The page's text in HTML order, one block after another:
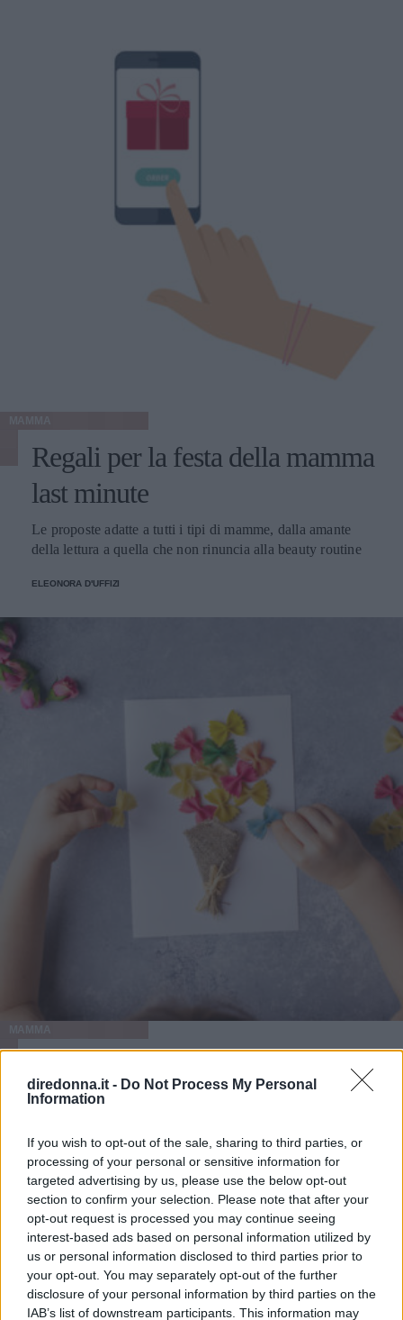
diredonna.it - Do Not Process My Personal
Information
If you wish to opt-out of the sale, sharing to third parties, or
processing of your personal or sensitive information for
targeted advertising by us, please use the below opt-out
section to confirm your selection. Please note that after your
opt-out request is processed you may continue seeing
interest-based ads based on personal information utilized by
us or personal information disclosed to third parties prior to
your opt-out. You may separately opt-out of the further
disclosure of your personal information by third parties on the
IAB’s list of downstream participants. This information may
Regali per la festa della mamma
last minute
Le proposte adatte a tutti i tipi di mamme, dalla amante
della lettura a quella che non rinuncia alla beauty routine
ELEONORA D'UFFIZI
Festa della mamma, i regali fai
da te fatti con il cuore
Dai fiori di carta alla shopper personalizzata, ecco 3 idee
per i più piccoli e come realizzarli passo dopo passo